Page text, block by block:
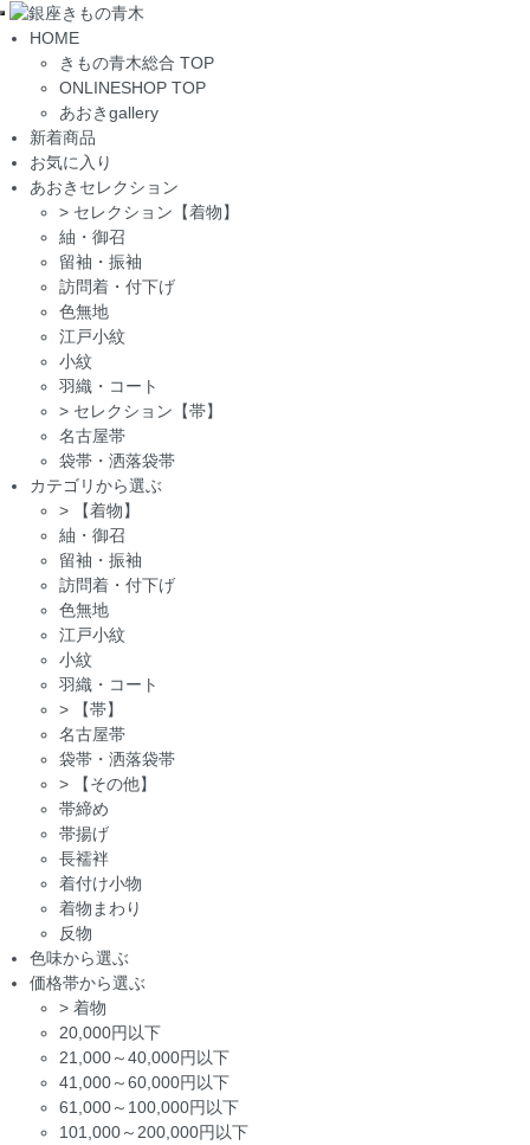
Toggle
navigation
HOME
きもの青木総合 TOP
ONLINESHOP TOP
あおきgallery
新着商品
お気に入り
あおきセレクション
> セレクション【着物】
紬・御召
留袖・振袖
訪問着・付下げ
色無地
江戸小紋
小紋
羽織・コート
> セレクション【帯】
名古屋帯
袋帯・洒落袋帯
カテゴリから選ぶ
>
【着物】
紬・御召
留袖・振袖
訪問着・付下げ
色無地
江戸小紋
小紋
羽織・コート
>
【帯】
名古屋帯
袋帯・洒落袋帯
>
【その他】
帯締め
帯揚げ
長襦袢
着付け小物
着物まわり
反物
色味から選ぶ
価格帯から選ぶ
> 着物
20,000円以下
21,000～40,000円以下
41,000～60,000円以下
61,000～100,000円以下
101,000～200,000円以下